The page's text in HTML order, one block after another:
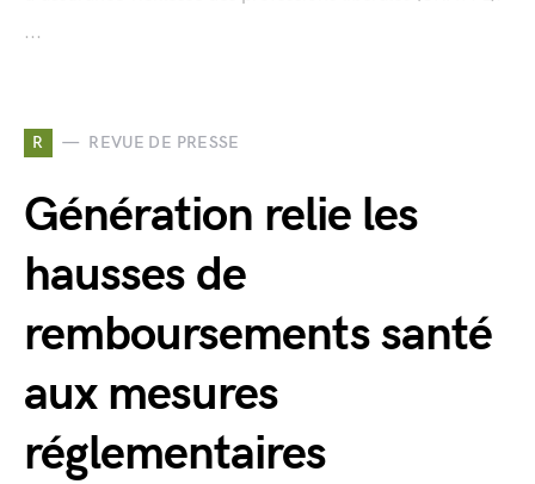
...
R REVUE DE PRESSE
Génération relie les
hausses de
remboursements santé
aux mesures
réglementaires